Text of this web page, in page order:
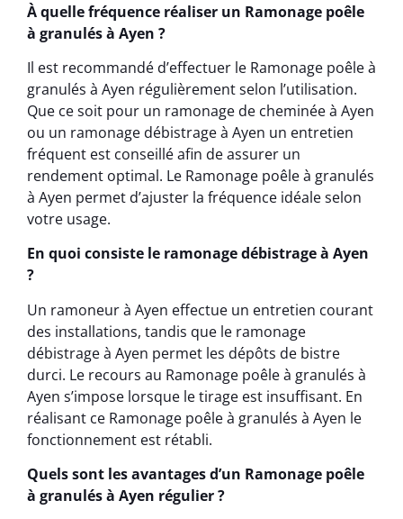
À quelle fréquence réaliser un Ramonage poêle
à granulés à Ayen ?
Il est recommandé d’effectuer le Ramonage poêle à
granulés à Ayen régulièrement selon l’utilisation.
Que ce soit pour un ramonage de cheminée à Ayen
ou un ramonage débistrage à Ayen un entretien
fréquent est conseillé afin de assurer un
rendement optimal. Le Ramonage poêle à granulés
à Ayen permet d’ajuster la fréquence idéale selon
votre usage.
En quoi consiste le ramonage débistrage à Ayen
?
Un ramoneur à Ayen effectue un entretien courant
des installations, tandis que le ramonage
débistrage à Ayen permet les dépôts de bistre
durci. Le recours au Ramonage poêle à granulés à
Ayen s’impose lorsque le tirage est insuffisant. En
réalisant ce Ramonage poêle à granulés à Ayen le
fonctionnement est rétabli.
Quels sont les avantages d’un Ramonage poêle
à granulés à Ayen régulier ?